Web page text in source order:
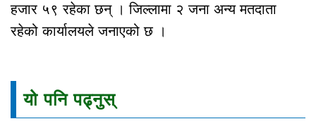
हजार ५९ रहेका छन् । जिल्लामा २ जना अन्य मतदाता
रहेको कार्यालयले जनाएको छ ।
यो पनि पढ्नुस्